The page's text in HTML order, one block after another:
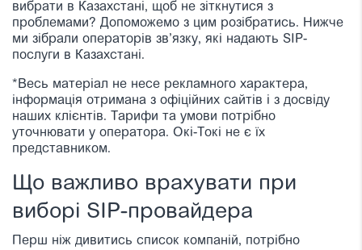
вибрати в Казахстані, щоб не зіткнутися з
проблемами? Допоможемо з цим розібратись. Нижче
ми зібрали операторів зв’язку, які надають SIP-
послуги в Казахстані.
*Весь матеріал не несе рекламного характера,
інформація отримана з офіційних сайтів і з досвіду
наших клієнтів. Тарифи та умови потрібно
уточнювати у оператора. Окі-Токі не є їх
представником.
Що важливо врахувати при
виборі SIP-провайдера
Перш ніж дивитись список компаній, потрібно